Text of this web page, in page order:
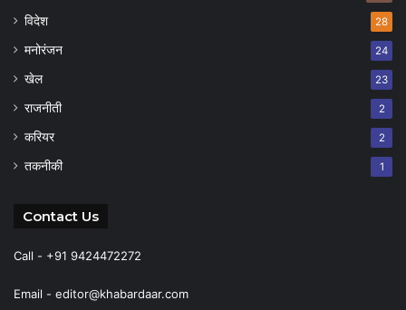
विदेश 28
मनोरंजन 24
खेल 23
राजनीती 2
करियर 2
तकनीकी 1
Contact Us
Call - +91 9424472272
Email - editor@khabardaar.com